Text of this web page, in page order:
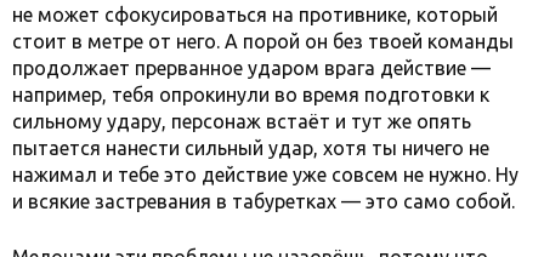
не может сфокусироваться на противнике, который
стоит в метре от него. А порой он без твоей команды
продолжает прерванное ударом врага действие —
например, тебя опрокинули во время подготовки к
сильному удару, персонаж встаёт и тут же опять
пытается нанести сильный удар, хотя ты ничего не
нажимал и тебе это действие уже совсем не нужно. Ну
и всякие застревания в табуретках — это само собой.